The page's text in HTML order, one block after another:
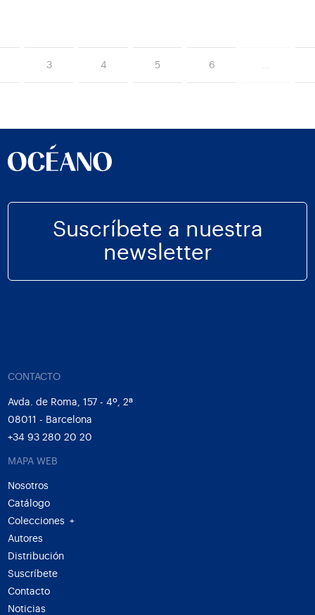
3 4 5 6
Suscríbete a nuestra
newsletter
CONTACTO
Avda. de Roma, 157 - 4º, 2ª
08011 - Barcelona
+34 93 280 20 20
MAPA WEB
Nosotros
Catálogo
Colecciones
+
Autores
Distribución
Suscríbete
Contacto
Noticias